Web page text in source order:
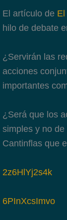
El artículo de El
hilo de debate
¿Servirán las
acciones
importantes
¿Será que los
simples y no
Cantinflas que
2z6HlYj2s4k
6PInXcsImvo